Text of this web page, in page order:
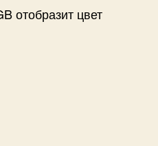
отобразит цвет